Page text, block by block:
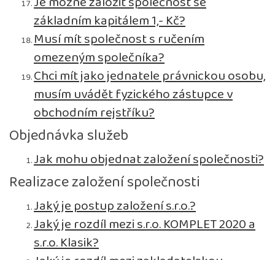
základním kapitálem 1,- Kč?
Musí mít společnost s ručením
omezeným společníka?
Chci mít jako jednatele právnickou osobu,
musím uvádět fyzického zástupce v
obchodním rejstříku?
Objednávka služeb
Jak mohu objednat založení společnosti?
Realizace založení společnosti
Jaký je postup založení s.r.o.?
Jaký je rozdíl mezi s.r.o. KOMPLET 2020 a
s.r.o. Klasik?